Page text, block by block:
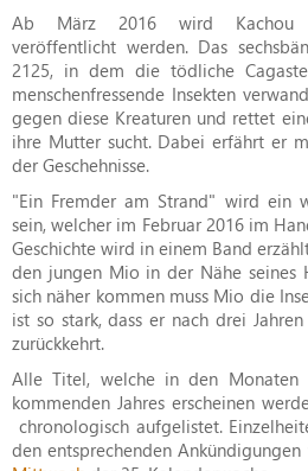
Ab März 2016 wird Kachou
veröffentlicht werden. Das
2125, in dem die tödliche
menschenfressende Insekten
gegen diese Kreaturen und rettet
ihre Mutter sucht. Dabei erfährt er
der Geschehnisse.
"Ein Fremder am Strand" wird ein
sein, welcher im Februar 2016 im
Geschichte wird in einem Band
den jungen Mio in der Nähe seines
sich näher kommen muss Mio die
ist so stark, dass er nach drei
zurückkehrt.
Alle Titel, welche in den Monaten
kommenden Jahres erscheinen
chronologisch aufgelistet.
den entsprechenden Ankündigungen